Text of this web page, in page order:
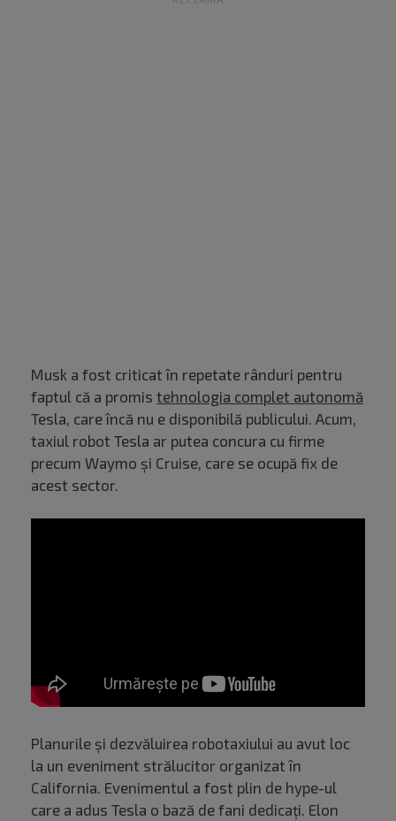
Musk a fost criticat în repetate rânduri pentru
faptul că a promis tehnologia complet autonomă
Tesla, care încă nu e disponibilă publicului. Acum,
taxiul robot Tesla ar putea concura cu firme
precum Waymo și Cruise, care se ocupă fix de
acest sector.
Planurile și dezvăluirea robotaxiului au avut loc
la un eveniment strălucitor organizat în
California. Evenimentul a fost plin de hype-ul
care a adus Tesla o bază de fani dedicați. Elon